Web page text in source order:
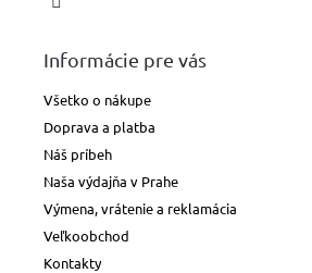
Informácie pre vás
Všetko o nákupe
Doprava a platba
Náš príbeh
Naša výdajňa v Prahe
Výmena, vrátenie a reklamácia
Veľkoobchod
Kontakty